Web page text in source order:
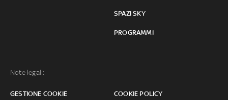
SPAZI SKY
PROGRAMMI
Note legali:
GESTIONE COOKIE COOKIE POLICY